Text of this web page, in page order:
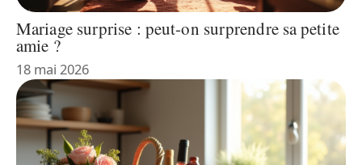
Mariage surprise : peut-on surprendre sa petite
amie ?
18 mai 2026